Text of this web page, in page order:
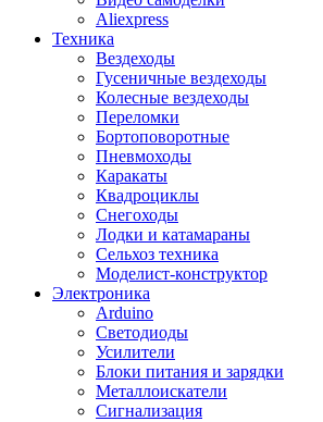
Aliexpress
Техника
Вездеходы
Гусеничные вездеходы
Колесные вездеходы
Переломки
Бортоповоротные
Пневмоходы
Каракаты
Квадроциклы
Снегоходы
Лодки и катамараны
Сельхоз техника
Моделист-конструктор
Электроника
Arduino
Светодиоды
Усилители
Блоки питания и зарядки
Металлоискатели
Сигнализация